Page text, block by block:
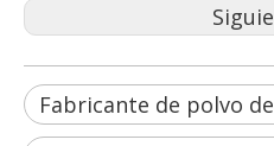
Fabricante de polvo